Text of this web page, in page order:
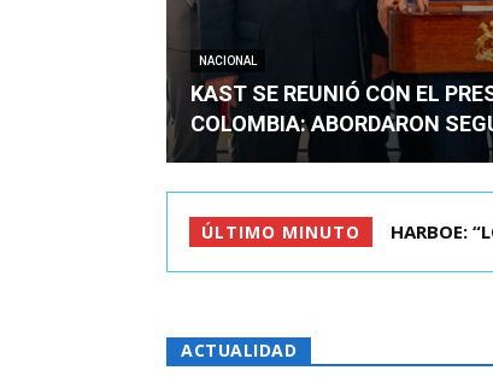
NACIONAL
KAST SE REUNIÓ CON EL
COLOMBIA: ABORDARON
ÚLTIMO MINUTO
ACTUALIDAD